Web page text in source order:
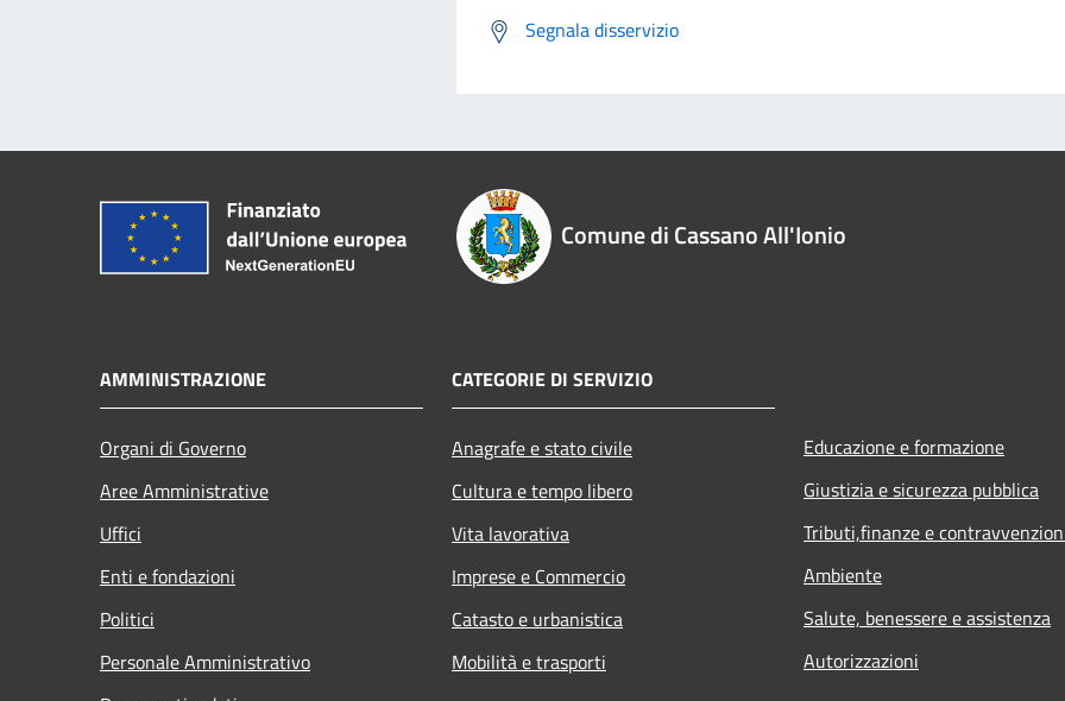
Segnala disservizio
Comune di Cassano All'Ionio
AMMINISTRAZIONE
Organi di Governo
Aree Amministrative
Uffici
Enti e fondazioni
Politici
Personale Amministrativo
CATEGORIE DI SERVIZIO
Anagrafe e stato civile
Cultura e tempo libero
Vita lavorativa
Imprese e Commercio
Catasto e urbanistica
Mobilità e trasporti
Educazione e formazione
Giustizia e sicurezza pubblica
Tributi,finanze e
Ambiente
Salute, benessere e assistenza
Autorizzazioni